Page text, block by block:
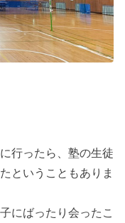
行ったら、塾の生徒
ということもありま
にばったり会ったこ